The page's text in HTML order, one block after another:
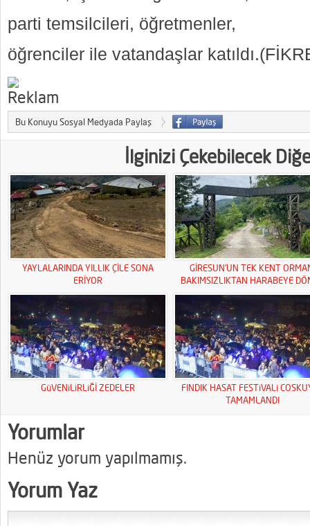
parti temsilcileri, öğretmenler,
öğrenciler ile vatandaşlar
Bu Konuyu Sosyal Medyada Paylaş
İlginizi Çekebilecek
YAYLALARINDA YILLIK ÇİLE SONA
ERİYOR
GİRESUN’UN TEK KENT
BAKIMSIZLIKTAN HARABEYE
GüVENiLiRLiĞİ ZEDELER
FINDIK HASAT FESTiVALi
TAMAMLANDI
Yorumlar
Henüz yorum yapılmamış.
Yorum Yaz